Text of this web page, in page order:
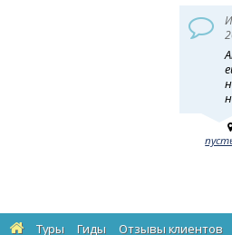
Туры Гиды Отзывы клиентов